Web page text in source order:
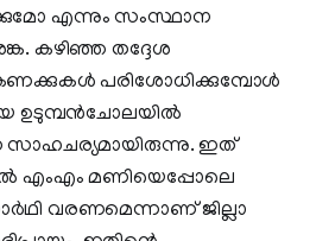
എന്നും സംസ്ഥാന
കഴിഞ്ഞ തദ്ദേശ
കണക്കുകൾ പരിശോധിക്കുമ്പോൾ
ഉടുമ്പൻചോലയിൽ
സാഹചര്യമായിരുന്നു. ഇത്
എംഎം മണിയെപ്പോലെ
വരണമെന്നാണ് ജില്ലാ